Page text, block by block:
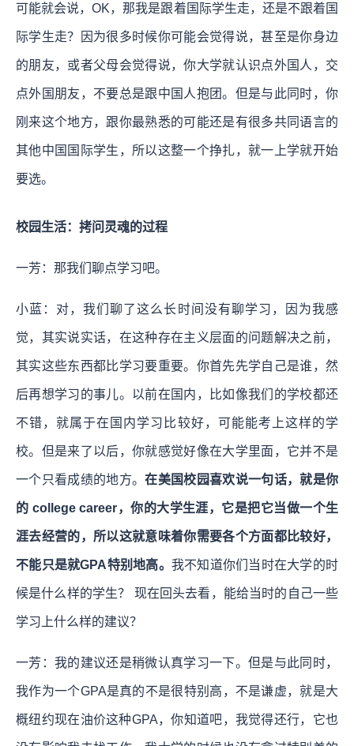
可能就会说，OK，那我是跟着国际学生走，还是不跟着国
际学生走？因为很多时候你可能会觉得说，甚至是你身边
的朋友，或者父母会觉得说，你大学就认识点外国人，交
点外国朋友，不要总是跟中国人抱团。但是与此同时，你
刚来这个地方，跟你最熟悉的可能还是有很多共同语言的
其他中国国际学生，所以这整一个挣扎，就一上学就开始
要选。
校园生活：拷问灵魂的过程
一芳：那我们聊点学习吧。
小蓝：对，我们聊了这么长时间没有聊学习，因为我感
觉，其实说实话，在这种存在主义层面的问题解决之前，
其实这些东西都比学习要重要。你首先先学自己是谁，然
后再想学习的事儿。以前在国内，比如像我们的学校都还
不错，就属于在国内学习比较好，可能能考上这样的学
校。但是来了以后，你就感觉好像在大学里面，它并不是
一个只看成绩的地方。在美国校园喜欢说一句话，就是你
的 college career，你的大学生涯，它是把它当做一个生
涯去经营的，所以这就意味着你需要各个方面都比较好，
不能只是就GPA特别地高。 我不知道你们当时在大学的时
候是什么样的学生？ 现在回头去看，能给当时的自己一些
学习上什么样的建议？
一芳：我的建议还是稍微认真学习一下。但是与此同时，
我作为一个GPA是真的不是很特别高，不是谦虚，就是大
概纽约现在油价这种GPA，你知道吧，我觉得还行，它也